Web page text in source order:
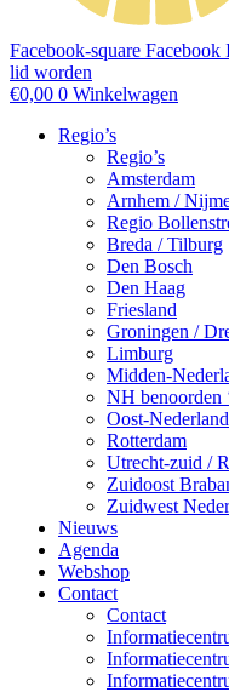
Facebook-square Facebook
lid worden
€0,00 0 Winkelwagen
Regio’s
Regio’s
Amsterdam
Arnhem /
Regio
Breda / Tilburg
Den Bosch
Den Haag
Friesland
Groningen /
Limburg
Midden-
NH benoorden
Oost-Nederland
Rotterdam
Utrecht-zuid /
Zuidoost
Zuidwest
Nieuws
Agenda
Webshop
Contact
Contact